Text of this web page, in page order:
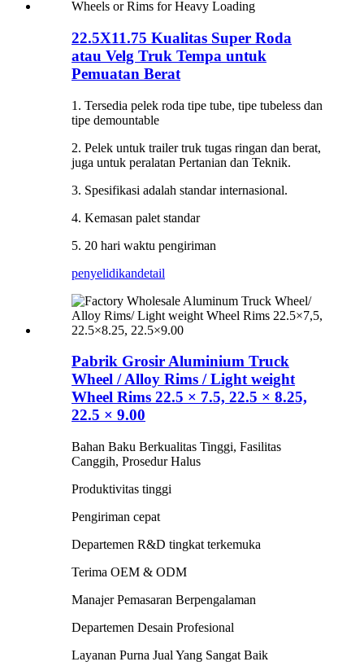
22.5X11.75 Kualitas Super Roda
atau Velg Truk Tempa untuk
Pemuatan Berat
1. Tersedia pelek roda tipe tube, tipe tubeless dan
tipe demountable
2. Pelek untuk trailer truk tugas ringan dan berat,
juga untuk peralatan Pertanian dan Teknik.
3. Spesifikasi adalah standar internasional.
4. Kemasan palet standar
5. 20 hari waktu pengiriman
penyelidikandetail
Pabrik Grosir Aluminium Truck
Wheel / Alloy Rims / Light weight
Wheel Rims 22.5 × 7.5, 22.5 × 8.25,
22.5 × 9.00
Bahan Baku Berkualitas Tinggi, Fasilitas
Canggih, Prosedur Halus
Produktivitas tinggi
Pengiriman cepat
Departemen R&D tingkat terkemuka
Terima OEM & ODM
Manajer Pemasaran Berpengalaman
Departemen Desain Profesional
Layanan Purna Jual Yang Sangat Baik